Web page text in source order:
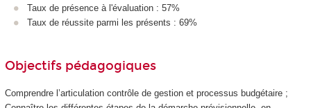
Taux de présence à l'évaluation : 57%
Taux de réussite parmi les présents : 69%
Objectifs pédagogiques
Comprendre l’articulation contrôle de gestion et processus budgétaire ;